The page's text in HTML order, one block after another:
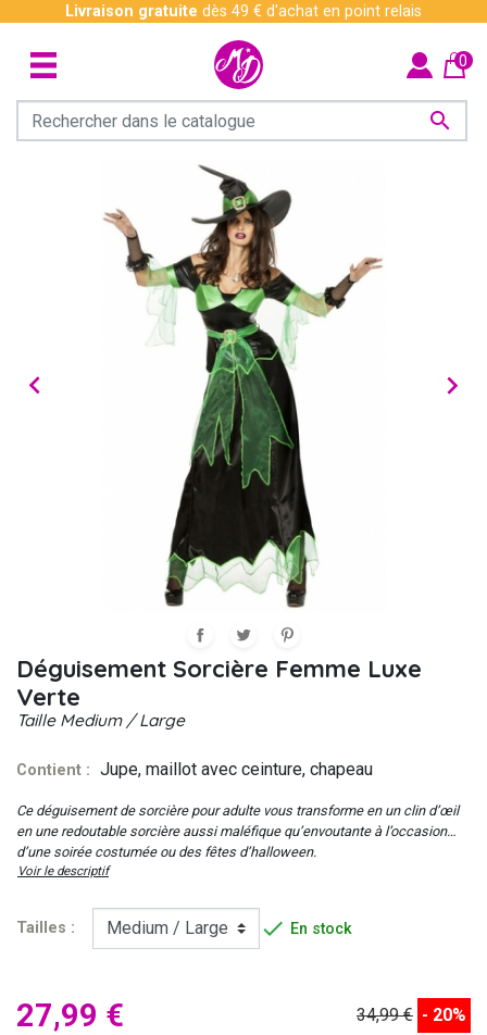
Livraison gratuite dès 49 € d'achat en point relais

0
 
Déguisement Sorcière Femme Luxe
Verte
Taille Medium / Large
Contient : Jupe, maillot avec ceinture, chapeau
Ce déguisement de sorcière pour adulte vous transforme en un clin d’œil
en une redoutable sorcière aussi maléfique qu’envoutante à l’occasion
d’une soirée costumée ou des fêtes d’halloween.
Voir le descriptif
Tailles :  En stock
27,99 € 34,99 € - 20%